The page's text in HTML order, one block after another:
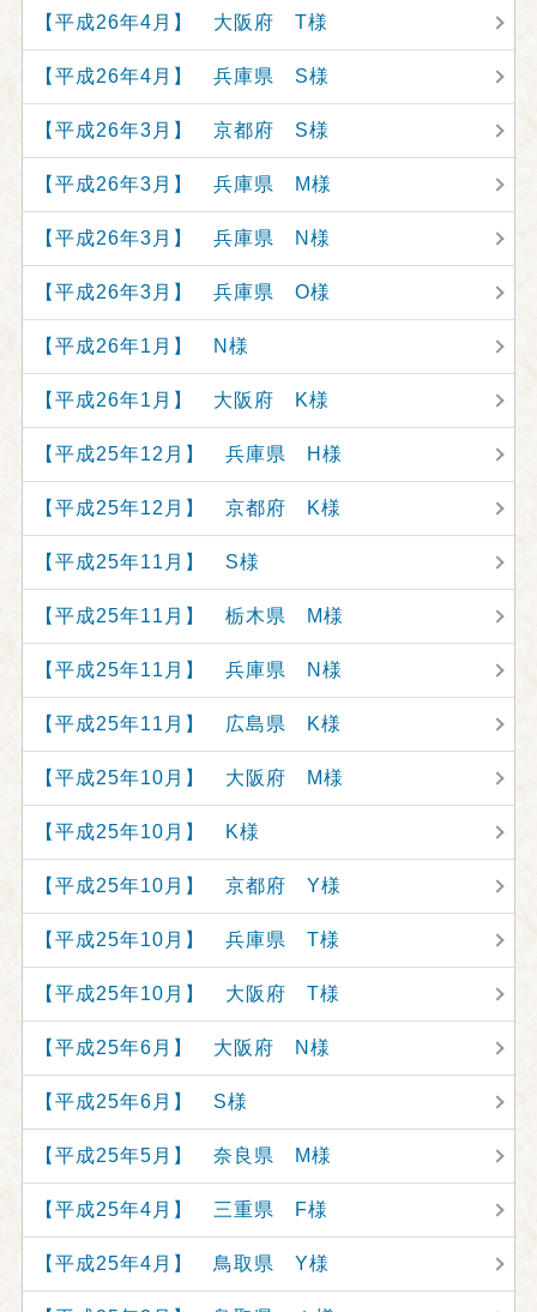
【平成26年4月】 大阪府 T様
【平成26年4月】 兵庫県 S様
【平成26年3月】 京都府 S様
【平成26年3月】 兵庫県 M様
【平成26年3月】 兵庫県 N様
【平成26年3月】 兵庫県 O様
【平成26年1月】 N様
【平成26年1月】 大阪府 K様
【平成25年12月】 兵庫県 H様
【平成25年12月】 京都府 K様
【平成25年11月】 S様
【平成25年11月】 栃木県 M様
【平成25年11月】 兵庫県 N様
【平成25年11月】 広島県 K様
【平成25年10月】 大阪府 M様
【平成25年10月】 K様
【平成25年10月】 京都府 Y様
【平成25年10月】 兵庫県 T様
【平成25年10月】 大阪府 T様
【平成25年6月】 大阪府 N様
【平成25年6月】 S様
【平成25年5月】 奈良県 M様
【平成25年4月】 三重県 F様
【平成25年4月】 鳥取県 Y様